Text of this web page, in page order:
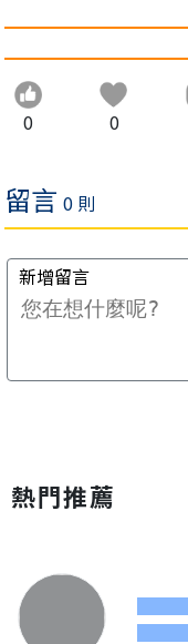
0 0
熱門推薦